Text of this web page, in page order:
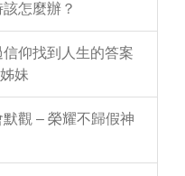
怎麼辦？
仰找到人生的答案
妹
觀 – 榮耀不歸假神